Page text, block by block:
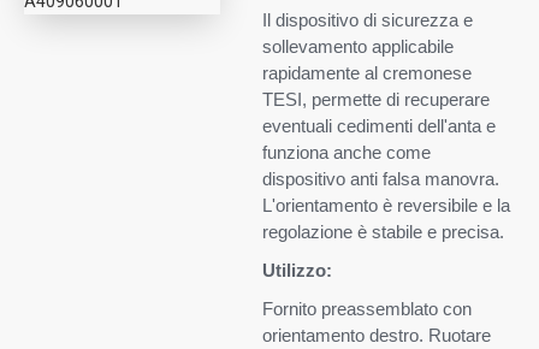
Il dispositivo di sicurezza e
sollevamento applicabile
rapidamente al cremonese
TESI, permette di recuperare
eventuali cedimenti dell'anta e
funziona anche come
dispositivo anti falsa manovra.
L'orientamento è reversibile e la
regolazione è stabile e precisa.
Utilizzo:
Fornito preassemblato con
orientamento destro. Ruotare